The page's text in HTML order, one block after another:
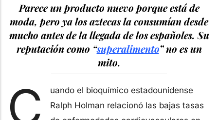
Parece un producto nuevo porque está de
moda, pero ya los aztecas la consumían desde
mucho antes de la llegada de los españoles. Su
reputación como “superalimento” no es un
mito.
C
uando el bioquímico estadounidense
Ralph Holman relacionó las bajas tasas